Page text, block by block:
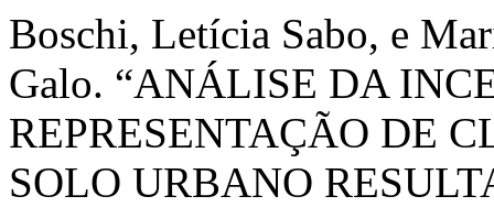
Boschi, Letícia Sabo, e
Galo. “ANÁLISE DA
REPRESENTAÇÃO DE
SOLO URBANO